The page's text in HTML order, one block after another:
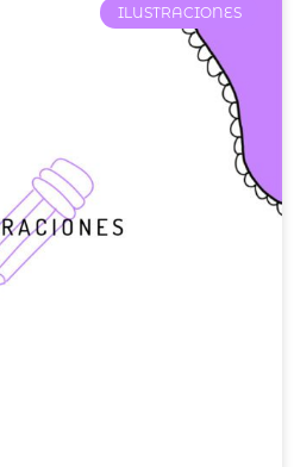
ILUSTRACIONES